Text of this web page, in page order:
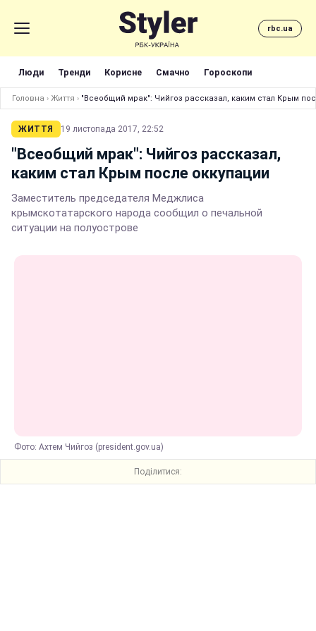
rbc.ua
Люди Тренди Корисне Смачно Гороскопи
Головна › Життя › "Всеобщий мрак": Чийгоз рассказал, каким стал Крым
ЖИТТЯ 19 листопада 2017, 22:52
"Всеобщий мрак": Чийгоз рассказал,
каким стал Крым после оккупации
Заместитель председателя Меджлиса
крымскотатарского народа сообщил о печальной
ситуации на полуострове
Фото: Ахтем Чийгоз (president.gov.ua)
Поділитися: